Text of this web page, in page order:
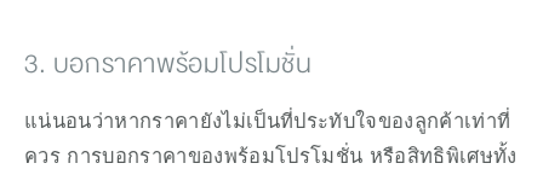
3. บอกราคาพร้อมโปรโมชั่น
แน่นอนว่าหากราคายังไม่เป็นที่ประทับใจของลูกค้าเท่าที่
ควร การบอกราคาของพร้อมโปรโมชั่น หรือสิทธิพิเศษทั้ง